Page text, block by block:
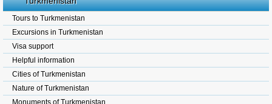
Tours to Turkmenistan
Excursions in Turkmenistan
Visa support
Helpful information
Cities of Turkmenistan
Nature of Turkmenistan
Monuments of Turkmenistan